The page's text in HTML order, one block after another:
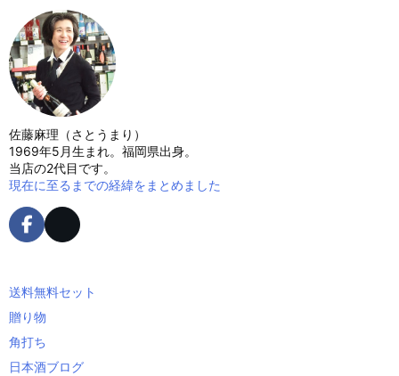
佐藤麻理（さとうまり）
1969年5月生まれ。福岡県出身。
当店の2代目です。
現在に至るまでの経緯をまとめました
送料無料セット
贈り物
角打ち
日本酒ブログ